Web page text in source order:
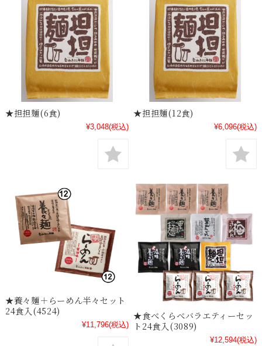
★担担麺(6食)
¥3,048(税込)
★担担麺(12食)
¥6,096(税込)
★養々麺＋らーめん半々セット
24食入(4524)
¥11,796(税込)
★食べくらべバラエティーセッ
ト24食入(3089)
¥12,594(税込)